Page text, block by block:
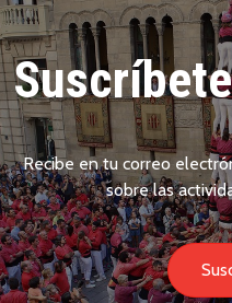
Recibe en tu correo
sobre las